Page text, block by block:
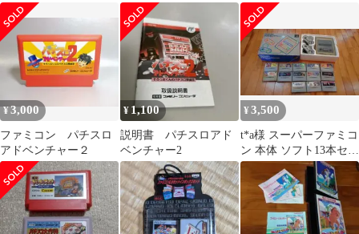
ー 箱説明書つき ココナ
ッツ・ジャパン
¥3,000
ファミコン パチスロ
アドベンチャー２
¥ 1,100
説明書 パチスロアド
ベンチャー2
¥3,500
t*a様 スーパーファミコ
ン 本体 ソフト13本セッ
ト